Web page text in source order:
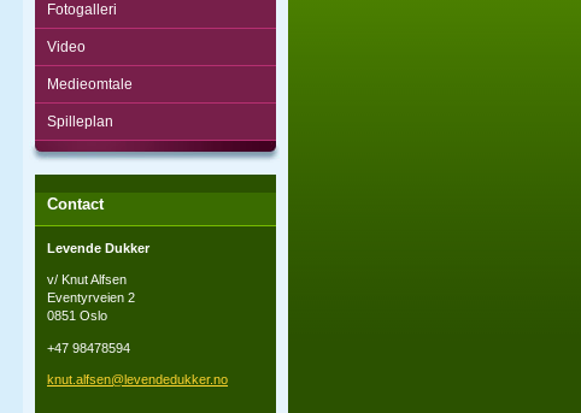
Fotogalleri
Video
Medieomtale
Spilleplan
Contact
Levende Dukker
v/ Knut Alfsen
Eventyrveien 2
0851 Oslo
+47 98478594
knut.alfsen@levendedukker.no